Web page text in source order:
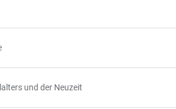
und der Neuzeit